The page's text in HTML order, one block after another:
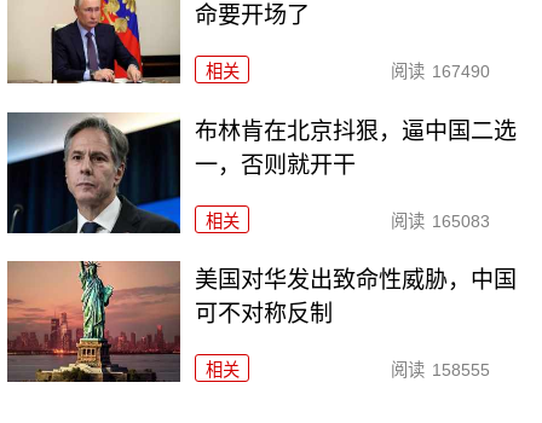
命要开场了
相关 阅读 167490
布林肯在北京抖狠，逼中国二选
一，否则就开干
相关 阅读 165083
美国对华发出致命性威胁，中国
可不对称反制
相关 阅读 158555